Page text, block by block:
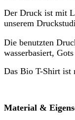
Der Druck ist mit
unserem
Die benutzten
wasserbasiert,
Das Bio T-Shirt ist
Material &